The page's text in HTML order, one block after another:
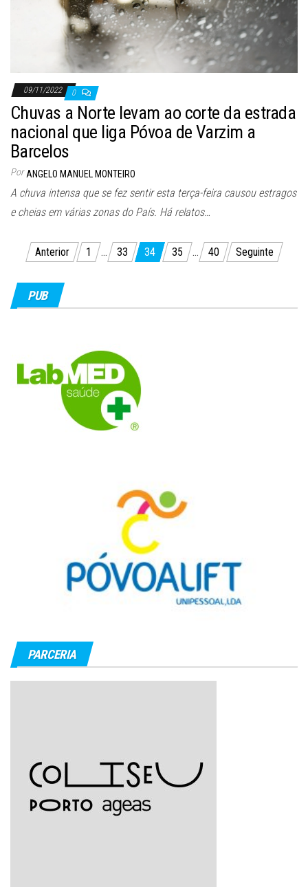
09/11/2022 0
Chuvas a Norte levam ao corte da estrada
nacional que liga Póvoa de Varzim a
Barcelos
Por ANGELO MANUEL MONTEIRO
A chuva intensa que se fez sentir esta terça-feira causou estragos
e cheias em várias zonas do País. Há relatos…
Paginação
conteúdos
Anterior 1 … 33 34 35 … 40 Seguinte
PUB
PARCERIA